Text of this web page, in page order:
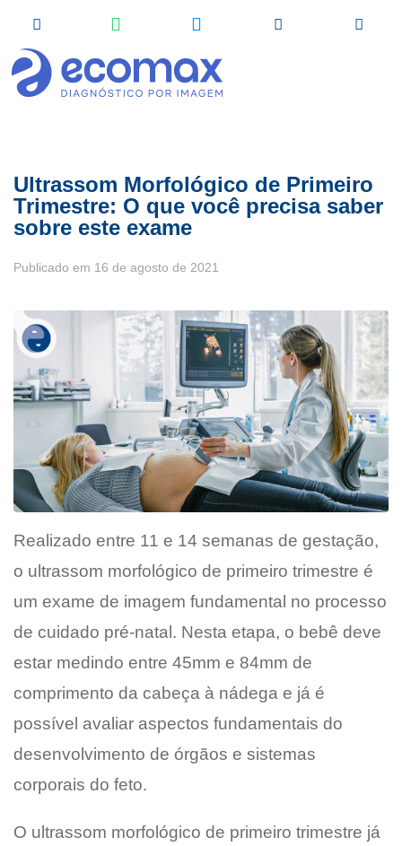
Ultrassom Morfológico de Primeiro
Trimestre: O que você precisa saber
sobre este exame
Publicado em 16 de agosto de 2021
Realizado entre 11 e 14 semanas de gestação,
o ultrassom morfológico de primeiro trimestre é
um exame de imagem fundamental no processo
de cuidado pré-natal. Nesta etapa, o bebê deve
estar medindo entre 45mm e 84mm de
comprimento da cabeça à nádega e já é
possível avaliar aspectos fundamentais do
desenvolvimento de órgãos e sistemas
corporais do feto.
O ultrassom morfológico de primeiro trimestre já